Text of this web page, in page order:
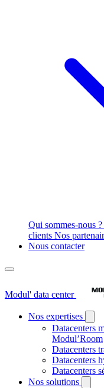
Qui sommes-nous ?
clients Nos
Nous contacter
Modul' data center
Nos expertises
Datacenters
Modul’Room
Datacenters
Datacenters
Datacenters
Nos solutions